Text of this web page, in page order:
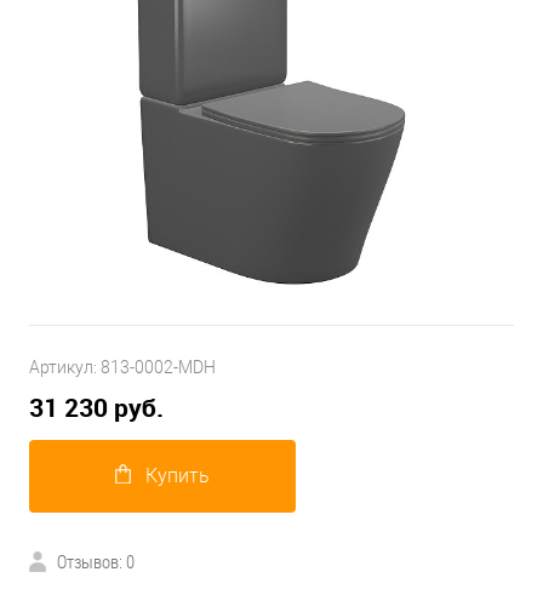
Артикул: 813-0002-MDH
31 230 руб.
Купить
Отзывов: 0